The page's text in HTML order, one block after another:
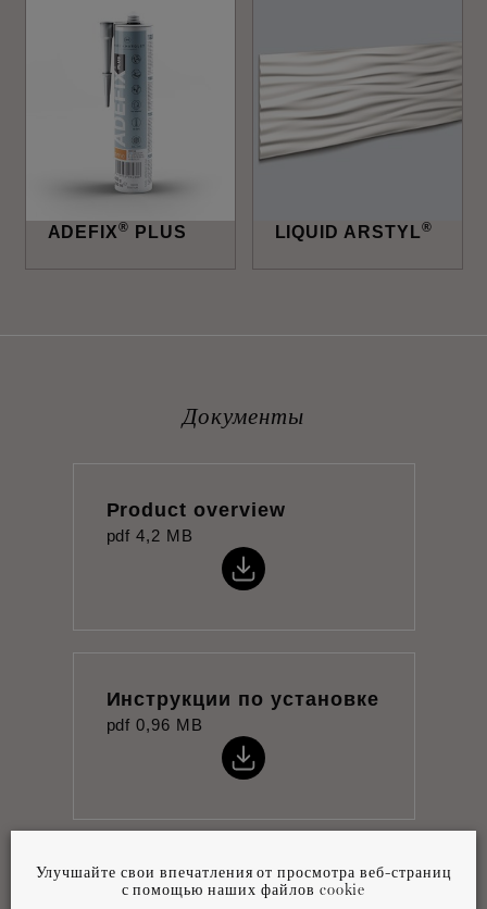
ADEFIX® PLUS LIQUID ARSTYL®
Документы
Product overview
pdf 4,2 MB
Инструкции по установке
pdf 0,96 MB
Технический паспорт
Улучшайте свои впечатления от просмотра веб-страниц
с помощью наших файлов cookie